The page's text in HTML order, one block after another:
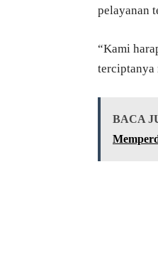
pelayanan
“Kami
terciptanya
BACA